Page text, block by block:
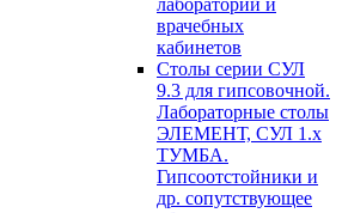
лабораторий и
врачебных
кабинетов
Столы серии СУЛ
9.3 для гипсовочной.
Лабораторные столы
ЭЛЕМЕНТ, СУЛ 1.х
ТУМБА.
Гипсоотстойники и
др. сопутствующее